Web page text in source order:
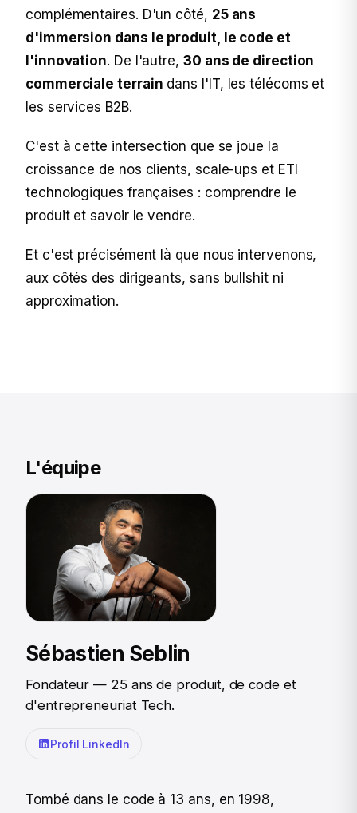
complémentaires. D'un côté, 25 ans
d'immersion dans le produit, le code et
l'innovation. De l'autre, 30 ans de direction
commerciale terrain dans l'IT, les télécoms et
les services B2B.
C'est à cette intersection que se joue la
croissance de nos clients, scale-ups et ETI
technologiques françaises : comprendre le
produit et savoir le vendre.
Et c'est précisément là que nous intervenons,
aux côtés des dirigeants, sans bullshit ni
approximation.
L'équipe
Sébastien Seblin
Fondateur — 25 ans de produit, de code et
d'entrepreneuriat Tech.
Profil LinkedIn
Tombé dans le code à 13 ans, en 1998,